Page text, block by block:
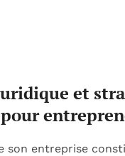
et
son entreprise